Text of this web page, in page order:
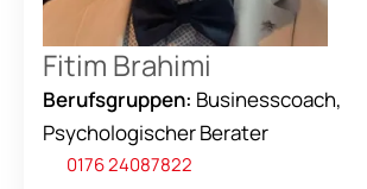
Fitim Brahimi
Berufsgruppen: Businesscoach,
Psychologischer Berater
0176 24087822